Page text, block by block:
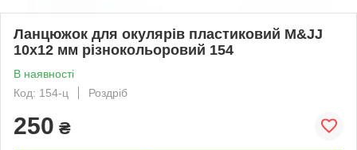
Ланцюжок для окулярів пластиковий M&JJ
10х12 мм різнокольоровий 154
В наявності
Код: 154-ц
Роздріб
250 ₴